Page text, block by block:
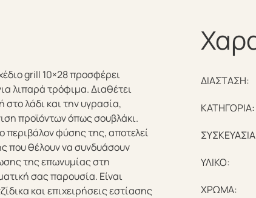
grill 10×28 προσφέρει
λιπαρά τρόφιμα. Διαθέτει
στο λάδι και την υγρασία,
προϊόντων όπως σουβλάκι.
περιβάλον φύσης της, αποτελεί
που θέλουν να συνδυάσουν
της επωνυμίας στη
σας παρουσία. Είναι
και επιχειρήσεις εστίασης
ΔΙΑΣΤΑΣΗ:
ΚΑΤΗΓΟΡΙΑ:
ΣΥΣΚΕΥΑΣΙΑ
ΥΛΙΚΟ:
ΧΡΩΜΑ: